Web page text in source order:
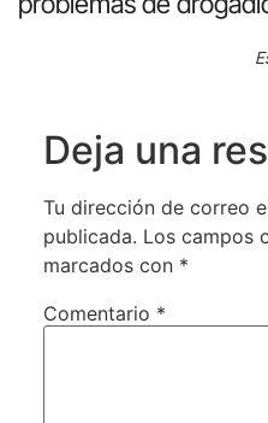
Deja una
Tu dirección de correo
publicada. Los campos
marcados con *
Comentario *